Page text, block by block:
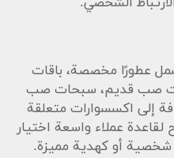
عطورًا مخصصة، باقات
صب قديم، سبحات صب
إلى اكسسوارات متعلقة
عملاء واسعة اختيار
أو كهدية مميزة.